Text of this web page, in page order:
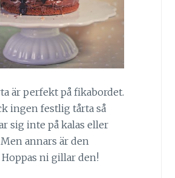
är perfekt på fikabordet.
ingen festlig tårta så
sig inte på kalas eller
annars är den
ni gillar den!